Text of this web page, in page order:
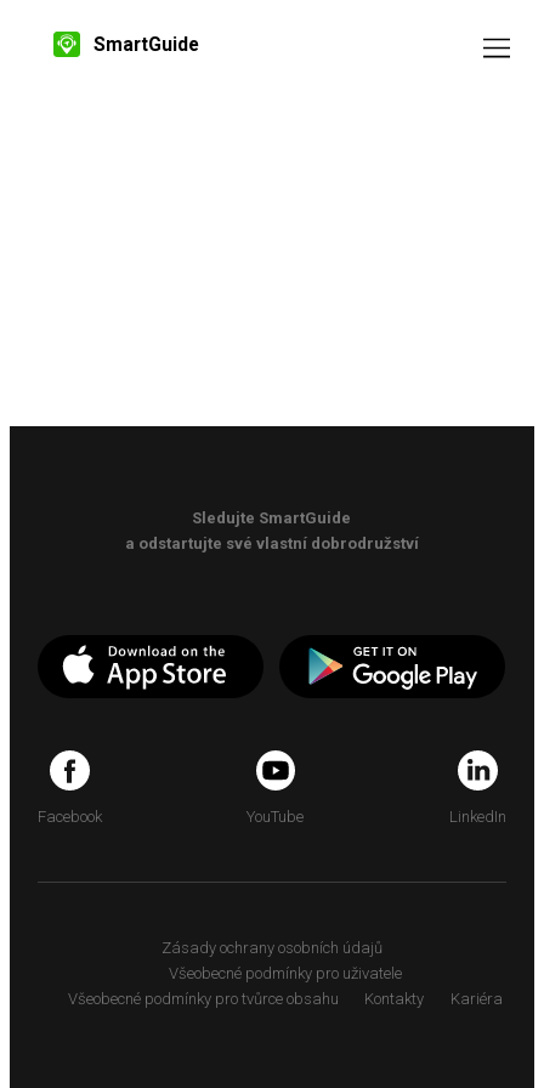
SmartGuide
Sledujte SmartGuide
a odstartujte své vlastní dobrodružství
Facebook YouTube LinkedIn
Zásady ochrany osobních údajů
Všeobecné podmínky pro uživatele
Všeobecné podmínky pro tvůrce obsahu
Kontakty Kariéra